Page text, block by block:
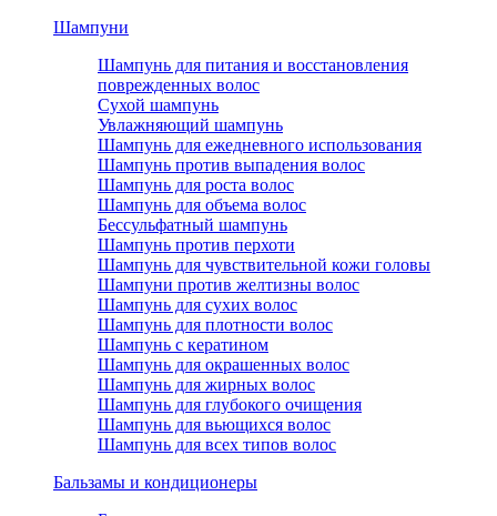
Шампуни
Шампунь для питания и восстановления
поврежденных волос
Сухой шампунь
Увлажняющий шампунь
Шампунь для ежедневного использования
Шампунь против выпадения волос
Шампунь для роста волос
Шампунь для объема волос
Бессульфатный шампунь
Шампунь против перхоти
Шампунь для чувствительной кожи головы
Шампуни против желтизны волос
Шампунь для сухих волос
Шампунь для плотности волос
Шампунь с кератином
Шампунь для окрашенных волос
Шампунь для жирных волос
Шампунь для глубокого очищения
Шампунь для вьющихся волос
Шампунь для всех типов волос
Бальзамы и кондиционеры